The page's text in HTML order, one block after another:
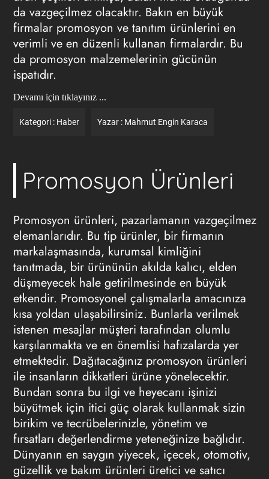
da vazgeçilmez olacaktır. Bakın en büyük
firmalar promosyon ve tanıtım ürünlerini en
verimli ve en düzenli kullanan firmalardır. Bu
da promosyon malzemelerinin gücünün
ispatıdır.
Devamı için tıklayınız ...
Kategori : Haber Yazar : Mahmut Engin Karaca
Promosyon Ürünleri
Promosyon ürünleri, pazarlamanın vazgeçilmez
elemanlarıdır. Bu tip ürünler, bir firmanın
markalaşmasında, kurumsal kimliğini
tanıtmada, bir ürününün akılda kalıcı, elden
düşmeyecek hale getirilmesinde en büyük
etkendir. Promosyonel çalışmalarla amacınıza
kısa yoldan ulaşabilirsiniz. Bunlarla verilmek
istenen mesajlar müşteri tarafından olumlu
karşılanmakta ve en önemlisi hafızalarda yer
etmektedir. Dağıtacağınız promosyon ürünleri
ile insanların dikkatleri ürüne yönelecektir.
Bundan sonra bu ilgi ve heyecanı işinizi
büyütmek için itici güç olarak kullanmak sizin
birikim ve tecrübelerinizle, yönetim ve
fırsatları değerlendirme yeteneğinize bağlıdır.
Dünyanın en saygın yiyecek, içecek, otomotiv,
güzellik ve bakım ürünleri üretici ve satıcı